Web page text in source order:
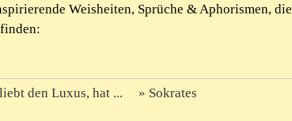
Weisheiten, Sprüche & Aphorismen, die
den Luxus, hat ...
Sokrates